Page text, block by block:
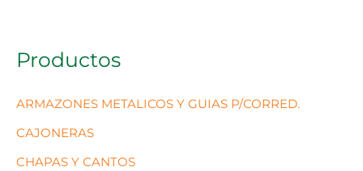
Productos
ARMAZONES METALICOS Y GUIAS P/CORRED.
CAJONERAS
CHAPAS Y CANTOS